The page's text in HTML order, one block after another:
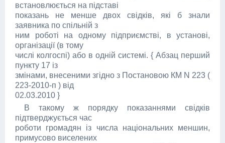
встановлюється на підставі
показань не менше двох свідків, які б знали
заявника по спільній з
ним роботі на одному підприємстві, в установі,
організації (в тому
числі колгоспі) або в одній системі. { Абзац перший
пункту 17 із
змінами, внесеними згідно з Постановою КМ N 223 (
223-2010-п ) від
02.03.2010 }
В такому ж порядку показаннями свідків
підтверджується час
роботи громадян із числа національних меншин,
примусово виселених